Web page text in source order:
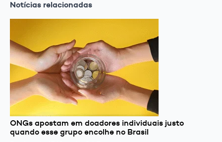
Notícias relacionadas
ONGs apostam em doadores individuais justo
quando esse grupo encolhe no Brasil